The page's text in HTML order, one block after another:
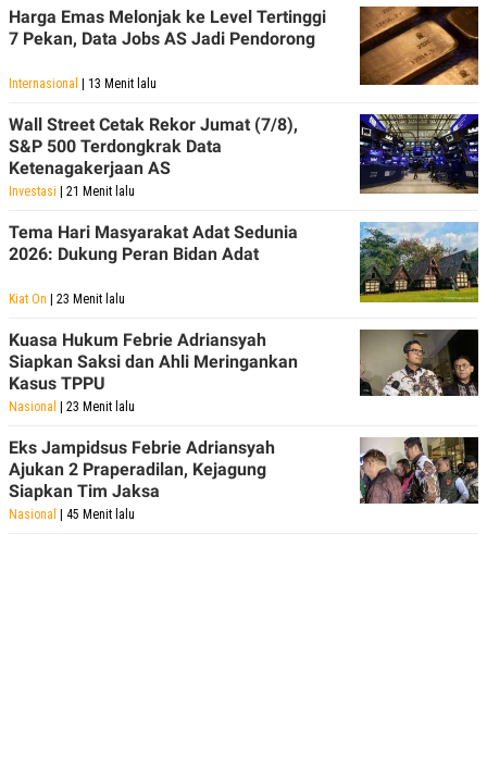
Harga Emas Melonjak ke Level Tertinggi
7 Pekan, Data Jobs AS Jadi Pendorong
Internasional | 13 Menit lalu
Wall Street Cetak Rekor Jumat (7/8),
S&P 500 Terdongkrak Data
Ketenagakerjaan AS
Investasi | 21 Menit lalu
Tema Hari Masyarakat Adat Sedunia
2026: Dukung Peran Bidan Adat
Kiat On | 23 Menit lalu
Kuasa Hukum Febrie Adriansyah
Siapkan Saksi dan Ahli Meringankan
Kasus TPPU
Nasional | 23 Menit lalu
Eks Jampidsus Febrie Adriansyah
Ajukan 2 Praperadilan, Kejagung
Siapkan Tim Jaksa
Nasional | 45 Menit lalu